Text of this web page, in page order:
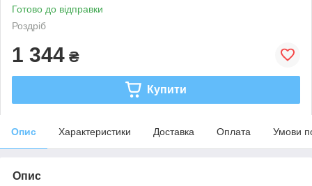
Готово до відправки
Роздріб
1 344 ₴
Купити
Опис Характеристики Доставка Оплата Умови
Опис